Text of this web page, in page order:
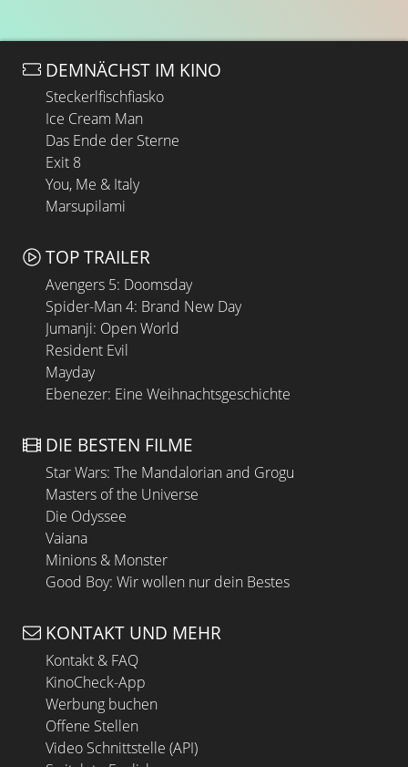
DEMNÄCHST IM KINO
Steckerlfischfiasko
Ice Cream Man
Das Ende der Sterne
Exit 8
You, Me & Italy
Marsupilami
TOP TRAILER
Avengers 5: Doomsday
Spider-Man 4: Brand New Day
Jumanji: Open World
Resident Evil
Mayday
Ebenezer: Eine Weihnachtsgeschichte
DIE BESTEN FILME
Star Wars: The Mandalorian and Grogu
Masters of the Universe
Die Odyssee
Vaiana
Minions & Monster
Good Boy: Wir wollen nur dein Bestes
KONTAKT UND MEHR
Kontakt & FAQ
KinoCheck-App
Werbung buchen
Offene Stellen
Video Schnittstelle (API)